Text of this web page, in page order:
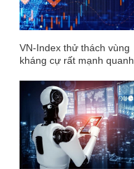
VN-Index thử thách vùng
kháng cự rất mạnh quanh
ngắn hạn